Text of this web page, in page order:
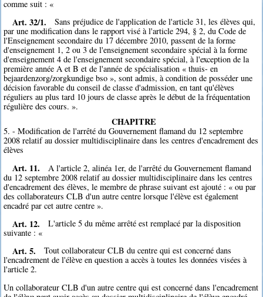
comme suit : «
Art. 32/1.
Sans préjudice de l'application de l'article 31, les élèves qui,
par une modification dans le rapport visé à l'article 294, § 2, du Code de
l'Enseignement secondaire du 17 décembre 2010, passent de la forme
d'enseignement 1, 2 ou 3 de l'enseignement secondaire spécial à la forme
d'enseignement 4 de l'enseignement secondaire spécial, à l'exception de la
première année A et B et de l'année de spécialisation « thuis- en
bejaardenzorg/zorgkundige bso », sont admis, à condition de posséder une
décision favorable du conseil de classe d'admission, en tant qu'élèves
réguliers au plus tard 10 jours de classe après le début de la fréquentation
régulière des cours. ».
CHAPITRE
5. - Modification de l'arrêté du Gouvernement flamand du 12 septembre
2008 relatif au dossier multidisciplinaire dans les centres d'encadrement des
élèves
Art. 11.
A l'article 2, alinéa 1er, de l'arrêté du Gouvernement flamand
du 12 septembre 2008 relatif au dossier multidisciplinaire dans les centres
d'encadrement des élèves, le membre de phrase suivant est ajouté : « ou par
des collaborateurs CLB d'un autre centre lorsque l'élève est également
encadré par cet autre centre ».
Art. 12.
L'article 5 du même arrêté est remplacé par la disposition
suivante : «
Art. 5.
Tout collaborateur CLB du centre qui est concerné dans
l'encadrement de l'élève en question a accès à toutes les données visées à
l'article 2.
Un collaborateur CLB d'un autre centre qui est concerné dans l'encadrement